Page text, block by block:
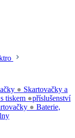
●
tiskem ●
Skartovačky a
příslušenství
● Baterie,